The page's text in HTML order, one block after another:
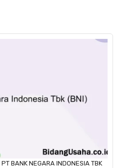
PT BANK NEGARA INDONESIA TBK